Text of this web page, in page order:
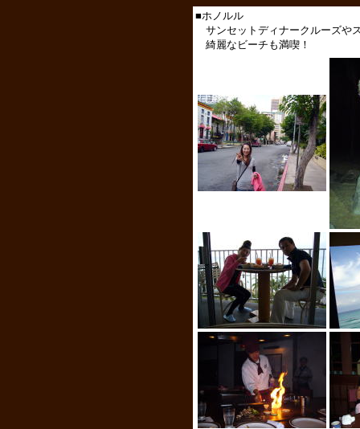
■ホノルル
サンセットディナークルーズや
綺麗なビーチも満喫！